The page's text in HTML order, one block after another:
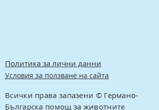
Политика за лични данни
Условия за ползване на сайта
Всички права запазени © Германо-
Българска помощ за животните